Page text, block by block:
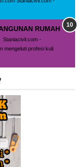
RUMAH
Staniacivil.com -
mengeluti profesi kuli